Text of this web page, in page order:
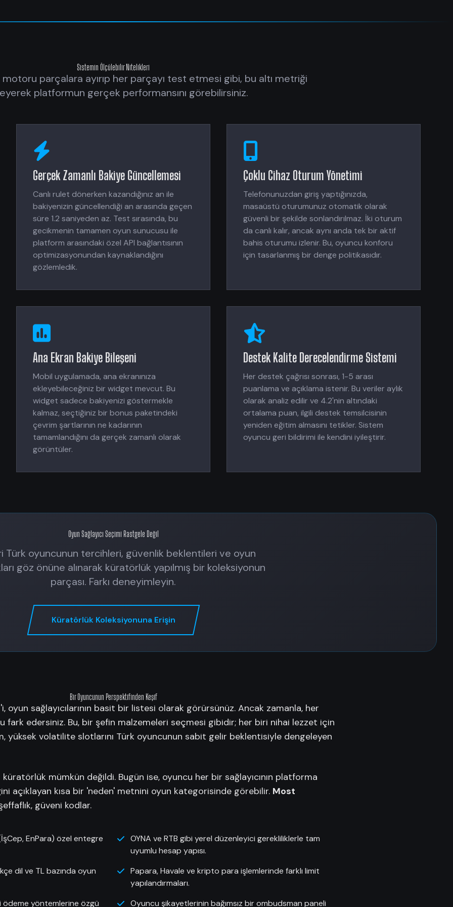
Sistemin Ölçülebilir Nitelikleri
parçalara ayırıp her parçayı test etmesi gibi, bu altı metriği
platformun gerçek performansını görebilirsiniz.
Gerçek Zamanlı Bakiye Güncellemesi
Canlı rulet dönerken kazandığınız an ile
bakiyenizin güncellendiği an arasında geçen
süre 1.2 saniyeden az. Test sırasında, bu
gecikmenin tamamen oyun sunucusu ile
platform arasındaki özel API bağlantısının
optimizasyonundan kaynaklandığını
gözlemledik.
Çoklu Cihaz Oturum Yönetimi
Telefonunuzdan giriş yaptığınızda,
masaüstü oturumunuz otomatik olarak
güvenli bir şekilde sonlandırılmaz. İki oturum
da canlı kalır, ancak aynı anda tek bir aktif
bahis oturumu izlenir. Bu, oyuncu konforu
için tasarlanmış bir denge politikasıdır.
Ana Ekran Bakiye Bileşeni
Mobil uygulamada, ana ekranınıza
ekleyebileceğiniz bir widget mevcut. Bu
widget sadece bakiyenizi göstermekle
kalmaz, seçtiğiniz bir bonus paketindeki
çevrim şartlarının ne kadarının
tamamlandığını da gerçek zamanlı olarak
görüntüler.
Destek Kalite Derecelendirme Sistemi
Her destek çağrısı sonrası, 1-5 arası
puanlama ve açıklama istenir. Bu veriler aylık
olarak analiz edilir ve 4.2'nin altındaki
ortalama puan, ilgili destek temsilcisinin
yeniden eğitim almasını tetikler. Sistem
oyuncu geri bildirimi ile kendini iyileştirir.
Oyun Sağlayıcı Seçimi Rastgele Değil
Türk oyuncunun tercihleri, güvenlik beklentileri ve oyun
göz önüne alınarak küratörlük yapılmış bir koleksiyonun
parçası. Farkı deneyimleyin.
Küratörlük Koleksiyonuna Erişin
Bir Oyuncunun Perspektifinden Keşif
oyun sağlayıcılarının basit bir listesi olarak görürsünüz. Ancak zamanla, her
fark edersiniz. Bu, bir şefin malzemeleri seçmesi gibidir; her biri nihai lezzet için
yüksek volatilite slotlarını Türk oyuncunun sabit gelir beklentisiyle dengeleyen
mümkün değildi. Bugün ise, oyuncu her bir sağlayıcının platforma
açıklayan kısa bir 'neden' metnini oyun kategorisinde görebilir. Most
güveni kodlar.
EnPara) özel entegre
OYNA ve RTB gibi yerel düzenleyici gerekliliklerle tam
uyumlu hesap yapısı.
dil ve TL bazında oyun
Papara, Havale ve kripto para işlemlerinde farklı limit
yapılandırmaları.
ödeme yöntemlerine özgü
Oyuncu şikayetlerinin bağımsız bir ombudsman paneli